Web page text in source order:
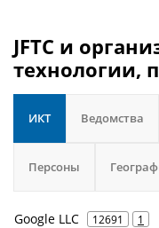
JFTC и
технологии,
ИКТ Ведомства
Персоны
Google LLC 12691 1